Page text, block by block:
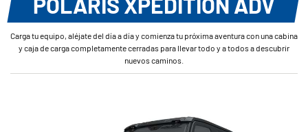
Carga tu equipo, aléjate del día a día y comienza tu próxima aventura con una cabina
y caja de carga completamente cerradas para llevar todo y a todos a descubrir
nuevos caminos.